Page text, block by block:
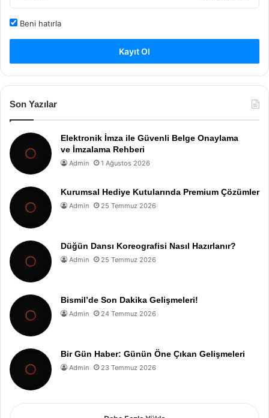
Beni hatırla
Kayıt Ol
Son Yazılar
Elektronik İmza ile Güvenli Belge Onaylama
ve İmzalama Rehberi
Admin 1 Ağustos 2026
Kurumsal Hediye Kutularında Premium Çözümler
Admin 25 Temmuz 2026
Düğün Dansı Koreografisi Nasıl Hazırlanır?
Admin 25 Temmuz 2026
Bismil’de Son Dakika Gelişmeleri!
Admin 24 Temmuz 2026
Bir Gün Haber: Günün Öne Çıkan Gelişmeleri
Admin 23 Temmuz 2026